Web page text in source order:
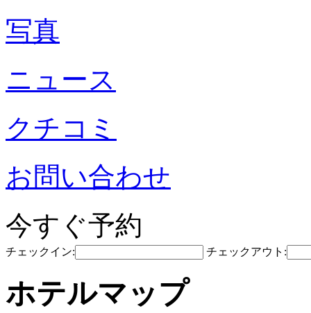
写真
ニュース
クチコミ
お問い合わせ
今すぐ予約
チェックイン: チェックアウト:
ホテルマップ